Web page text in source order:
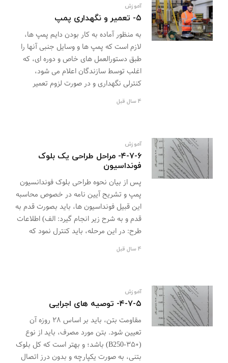
آموزش
۵- تعمیر و نگهداری پمپ
به منظور آماده به کار بودن دایم پمپ ها،
لازم است که پمپ ها و وسایل جنبی آنها را
طبق دستورالعمل های خاص و دوره ای، که
اغلب توسط سازندگان اعلام می شود،
کنترلی نگهداری و در صورت لزوم تعمیر
4 سال قبل
آموزش
۴-۷-۶- مراحل طراحی یک بلوک
فونداسیون
پس از بیان نحوه طراحی بلوک فوندانسیون
پمپ و تشریح آیین نامه در خصوص محاسبه
این قبیل فونداسیون ها، باید بصورت قدم به
قدم و به شرح زیر انجام گیرد: الف) اطلاعات
طرح: در این مرحله، باید کنترل نمود که
4 سال قبل
آموزش
۴-۷-۵- توصیه های اجرایی
مقاومت بتن، باید بر اساس ۲۸ روزه آن
تعیین شود. بتن مورد مصرف، باید از نوع
(۳۵۰-B250) باشد؛ و بهتر است که کل بلوک
بتنی، به صورت یکپارچه و بدون درز اتصال